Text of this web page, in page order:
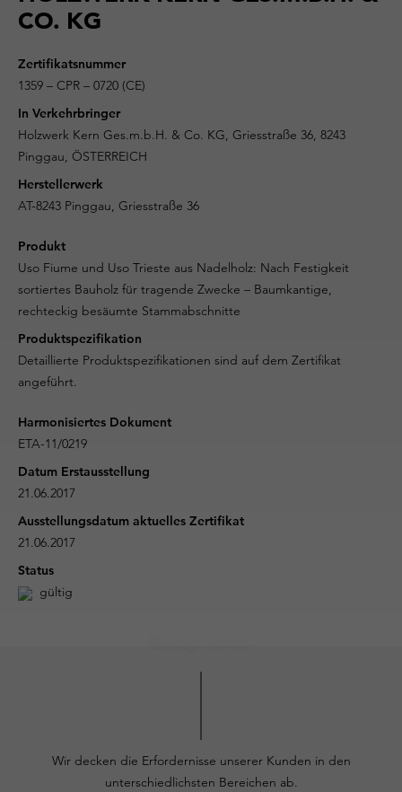
CO. KG
Zertifikatsnummer
1359 – CPR – 0720 (CE)
In Verkehrbringer
Holzwerk Kern Ges.m.b.H. & Co. KG, Griesstraße 36, 8243
Pinggau, ÖSTERREICH
Herstellerwerk
AT-8243 Pinggau, Griesstraße 36
Produkt
Uso Fiume und Uso Trieste aus Nadelholz: Nach Festigkeit
sortiertes Bauholz für tragende Zwecke – Baumkantige,
rechteckig besäumte Stammabschnitte
Produktspezifikation
Detaillierte Produktspezifikationen sind auf dem Zertifikat
angeführt.
Harmonisiertes Dokument
ETA-11/0219
Datum Erstausstellung
21.06.2017
Ausstellungsdatum aktuelles Zertifikat
21.06.2017
Status
gültig
Wir decken die Erfordernisse unserer Kunden in den
unterschiedlichsten Bereichen ab.